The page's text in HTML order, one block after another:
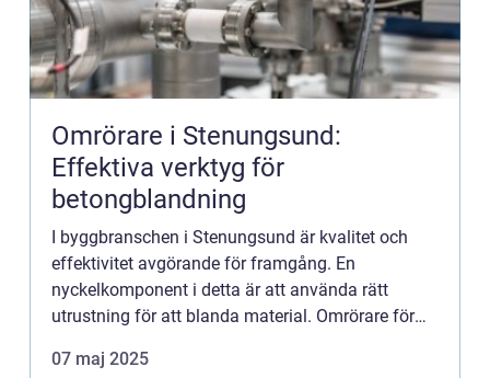
Omrörare i Stenungsund:
Effektiva verktyg för
betongblandning
I byggbranschen i Stenungsund är kvalitet och
effektivitet avgörande för framgång. En
nyckelkomponent i detta är att använda rätt
utrustning för att blanda material. Omrörare för
07 maj 2025